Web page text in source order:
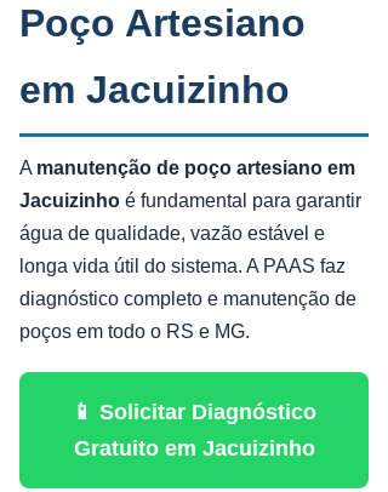
Poço Artesiano
em Jacuizinho
A manutenção de poço artesiano em
Jacuizinho é fundamental para garantir
água de qualidade, vazão estável e
longa vida útil do sistema. A PAAS faz
diagnóstico completo e manutenção de
poços em todo o RS e MG.
📱 Solicitar Diagnóstico
Gratuito em Jacuizinho